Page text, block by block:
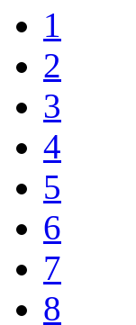
1
2
3
4
5
6
7
8